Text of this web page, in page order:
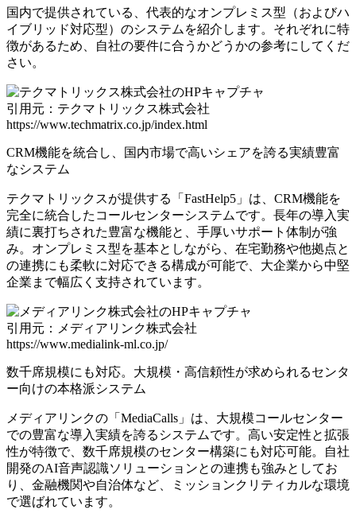
国内で提供されている、代表的なオンプレミス型（およびハ
イブリッド対応型）のシステムを紹介します。それぞれに特
徴があるため、自社の要件に合うかどうかの参考にしてくだ
さい。
引用元：テクマトリックス株式会社
https://www.techmatrix.co.jp/index.html
CRM機能を統合し、国内市場で高いシェアを誇る実績豊富
なシステム
テクマトリックスが提供する「FastHelp5」は、CRM機能を
完全に統合したコールセンターシステムです。 長年の導入実
績に裏打ちされた豊富な機能と、手厚いサポート体制が強
み。オンプレミス型を基本としながら、在宅勤務や他拠点と
の連携にも柔軟に対応できる構成が可能で、大企業から中堅
企業まで幅広く支持されています。
引用元：メディアリンク株式会社
https://www.medialink-ml.co.jp/
数千席規模にも対応。大規模・高信頼性が求められるセンタ
ー向けの本格派システム
メディアリンクの「MediaCalls」は、大規模コールセンター
での豊富な導入実績を誇るシステムです。 高い安定性と拡張
性が特徴で、数千席規模のセンター構築にも対応可能。自社
開発のAI音声認識ソリューションとの連携も強みとしてお
り、金融機関や自治体など、ミッションクリティカルな環境
で選ばれています。